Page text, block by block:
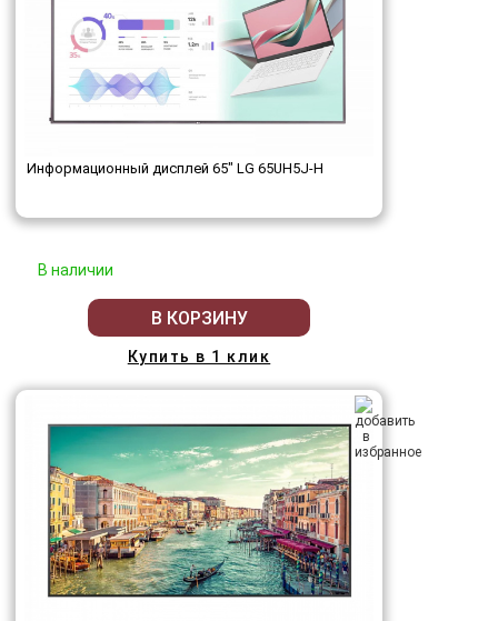
Информационный дисплей 65" LG 65UH5J-H
В наличии
В КОРЗИНУ
Купить в 1 клик